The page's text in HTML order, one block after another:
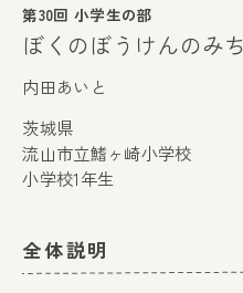
第30回 小学生の部
ぼくのぼうけんのみち
内田あいと
茨城県
流山市立鰭ヶ崎小学校
小学校1年生
全体説明